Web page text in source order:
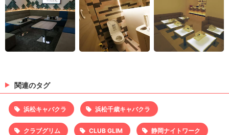
関連のタグ
浜松キャバクラ 浜松千歳キャバクラ
クラブグリム CLUB GLIM 静岡ナイトワーク